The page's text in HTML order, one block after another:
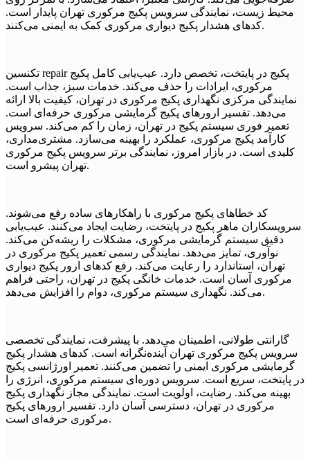
محیط زیست، نمایندگی سرویس پکیج مرکوری تهران پایدار است.
کدهای هشدار پکیج دیواری مرکوری کمک به ایمنی می‌کنند.
تکنسین repair پکیج در پایتخت، تخصص دارد. عیب‌یابی کامل پکیج
مرکوری، ایرادات را حذف می‌کند. خدمات سبز، جذاب است.
نمایندگی مرکزی نگهداری پکیج مرکوری در تهران، کیفیت بالا ارائه
می‌دهد. تفسیر ارورهای پکیج گرمایشی مرکوری حرفه‌ای است.
تعمیر فوری سیستم پکیج در تهران، زمان را کم می‌کند. سرویس
کارآمد پکیج مرکوری، عملکرد را بهینه می‌سازد. مشتری‌مداری،
کلیدی است. در بازار امروز، نمایندگی برتر سرویس پکیج مرکوری
تهران پیشرو است.
کد خطاهای پکیج مرکوری با راهکارهای ساده رفع می‌شوند.
سرویسکاران ماهر پکیج در پایتخت، رضایت ایجاد می‌کنند. عیب‌یابی
دقیق سیستم گرمایشی مرکوری، مشکلات را ریشه‌کن می‌کند.
نوآوری، تمایز می‌دهد. نمایندگی رسمی تعمیر پکیج مرکوری در
تهران، استاندارد را رعایت می‌کند. رفع کدهای ارور پکیج دیواری
مرکوری آسان است. خدمات خانگی پکیج در تهران، راحتی فراهم
می‌کند. نگهداری سیستم مرکوری، دوام را افزایش می‌دهد.
گارانتی طولانی، اطمینان می‌دهد. با پیشرفت، نمایندگی تخصصی
سرویس پکیج مرکوری تهران آینده‌نگرانه است. کدهای هشدار پکیج
گرمایشی مرکوری ایمنی را تضمین می‌کنند. تعمیر اورژانسی پکیج
در پایتخت، سریع است. سرویس دوره‌ای سیستم مرکوری، انرژی را
بهینه می‌کند. رضایت، اولویت است. نمایندگی مجاز نگهداری پکیج
مرکوری در تهران، دسترسی آسان دارد. تفسیر ارورهای پکیج
مرکوری حرفه‌ای است.